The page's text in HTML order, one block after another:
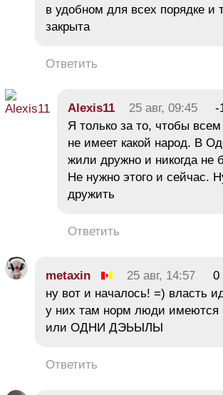
в удобном для всех порядке и
закрыта
Ответить
Alexis11 25 авг, 09:45
-
Я только за то, чтобы
не имеет какой народ. В
жили дружно и никогда не
Не нужно этого и сейчас.
дружить
Ответить
metaxin 25 авг, 14:57
0
ну вот и началось! =) власть
у них там норм люди имеются
или ОДНИ ДЭЬЫЛЫ
Ответить